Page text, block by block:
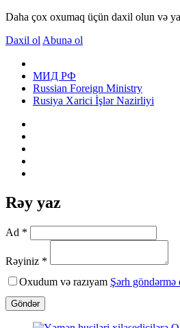
Daha çox oxumaq üçün daxil olun və
Daxil ol Abunə ol
МИД РФ
Russian Foreign Ministry
Rusiya Xarici İşlər Nazirliyi
Rəy yaz
Ad *
Rəyiniz *
Oxudum və razıyam Şərh göndərmə
Göndər